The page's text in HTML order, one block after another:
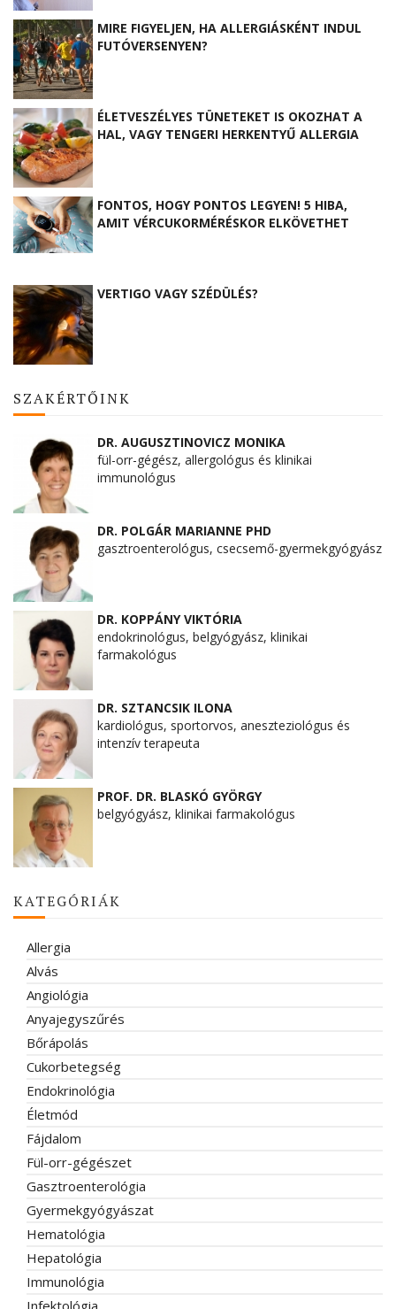
MIRE FIGYELJEN, HA ALLERGIÁSKÉNT INDUL
FUTÓVERSENYEN?
ÉLETVESZÉLYES TÜNETEKET IS OKOZHAT A
HAL, VAGY TENGERI HERKENTYŰ ALLERGIA
FONTOS, HOGY PONTOS LEGYEN! 5 HIBA,
AMIT VÉRCUKORMÉRÉSKOR ELKÖVETHET
VERTIGO VAGY SZÉDÜLÉS?
SZAKÉRTŐINK
DR. AUGUSZTINOVICZ MONIKA
fül-orr-gégész, allergológus és klinikai
immunológus
DR. POLGÁR MARIANNE PHD
gasztroenterológus, csecsemő-gyermekgyógyász
DR. KOPPÁNY VIKTÓRIA
endokrinológus, belgyógyász, klinikai
farmakológus
DR. SZTANCSIK ILONA
kardiológus, sportorvos, aneszteziológus és
intenzív terapeuta
PROF. DR. BLASKÓ GYÖRGY
belgyógyász, klinikai farmakológus
KATEGÓRIÁK
Allergia
Alvás
Angiológia
Anyajegyszűrés
Bőrápolás
Cukorbetegség
Endokrinológia
Életmód
Fájdalom
Fül-orr-gégészet
Gasztroenterológia
Gyermekgyógyászat
Hematológia
Hepatológia
Immunológia